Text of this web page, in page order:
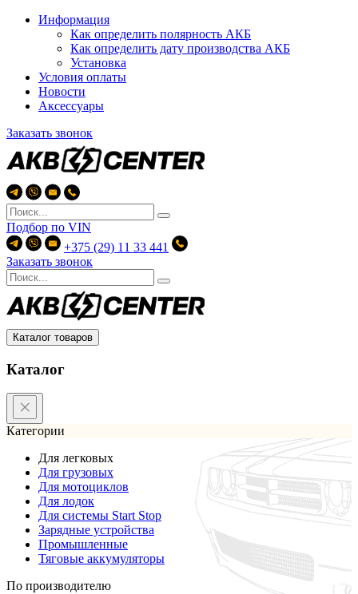
Информация
Как определить полярность АКБ
Как определить дату производства АКБ
Установка
Условия оплаты
Новости
Аксессуары
Заказать звонок
Подбор по VIN
+375 (29) 11 33 441
Заказать звонок
Каталог товаров
Каталог
Категории
Для легковых
Для грузовых
Для мотоциклов
Для лодок
Для системы Start Stop
Зарядные устройства
Промышленные
Тяговые аккумуляторы
По производителю